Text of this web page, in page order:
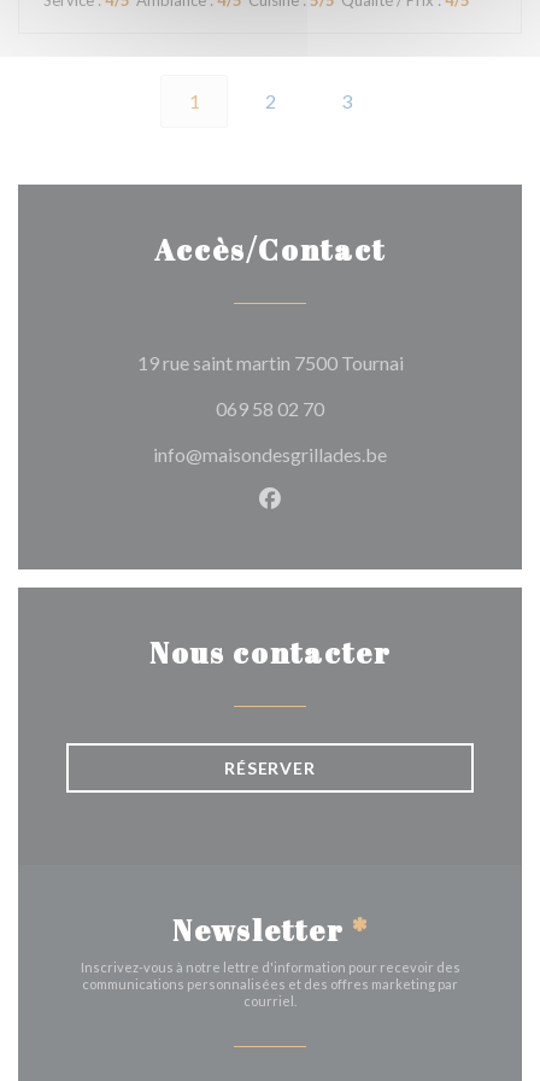
1 2 3
Accès/Contact
19 rue saint martin 7500 Tournai((ouvre une
069 58 02 70
info@maisondesgrillades.be
Facebook ((ouvre une
Nous contacter
RÉSERVER
Newsletter *
Inscrivez-vous à notre lettre d'information pour recevoir des
communications personnalisées et des offres marketing par
courriel.